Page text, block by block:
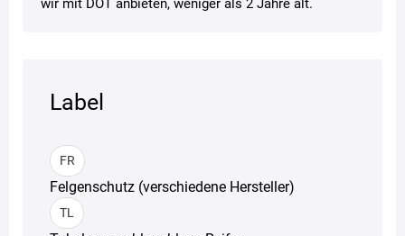
wir mit DOT anbieten, weniger als 2 Jahre alt.
Label
FR
Felgenschutz (verschiedene Hersteller)
TL